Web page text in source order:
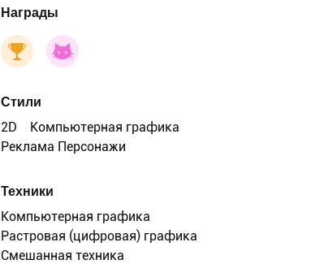
Награды
Стили
2D
Компьютерная графика
Реклама Персонажи
Техники
Компьютерная графика
Растровая (цифровая) графика
Смешанная техника